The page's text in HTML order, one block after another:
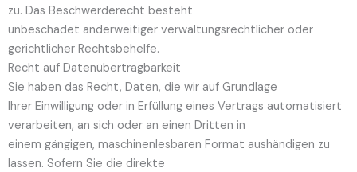
zu. Das Beschwerderecht besteht
unbeschadet anderweitiger verwaltungsrechtlicher oder
gerichtlicher Rechtsbehelfe.
Recht auf Daten­übertrag­barkeit
Sie haben das Recht, Daten, die wir auf Grundlage
Ihrer Einwilligung oder in Erfüllung eines Vertrags automatisiert
verarbeiten, an sich oder an einen Dritten in
einem gängigen, maschinenlesbaren Format aushändigen zu
lassen. Sofern Sie die direkte